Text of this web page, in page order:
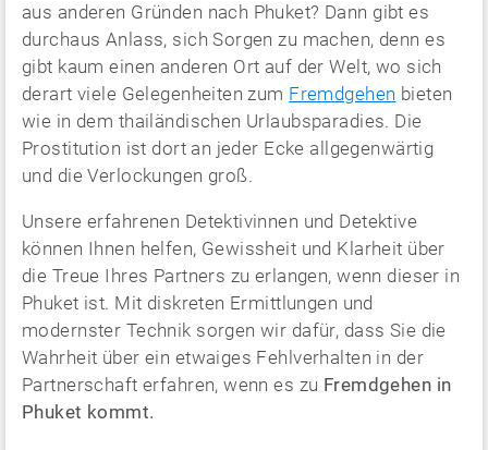
aus anderen Gründen nach Phuket? Dann gibt es
durchaus Anlass, sich Sorgen zu machen, denn es
gibt kaum einen anderen Ort auf der Welt, wo sich
derart viele Gelegenheiten zum Fremdgehen bieten
wie in dem thailändischen Urlaubsparadies. Die
Prostitution ist dort an jeder Ecke allgegenwärtig
und die Verlockungen groß.
Unsere erfahrenen Detektivinnen und Detektive
können Ihnen helfen, Gewissheit und Klarheit über
die Treue Ihres Partners zu erlangen, wenn dieser in
Phuket ist. Mit diskreten Ermittlungen und
modernster Technik sorgen wir dafür, dass Sie die
Wahrheit über ein etwaiges Fehlverhalten in der
Partnerschaft erfahren, wenn es zu Fremdgehen in
Phuket kommt.